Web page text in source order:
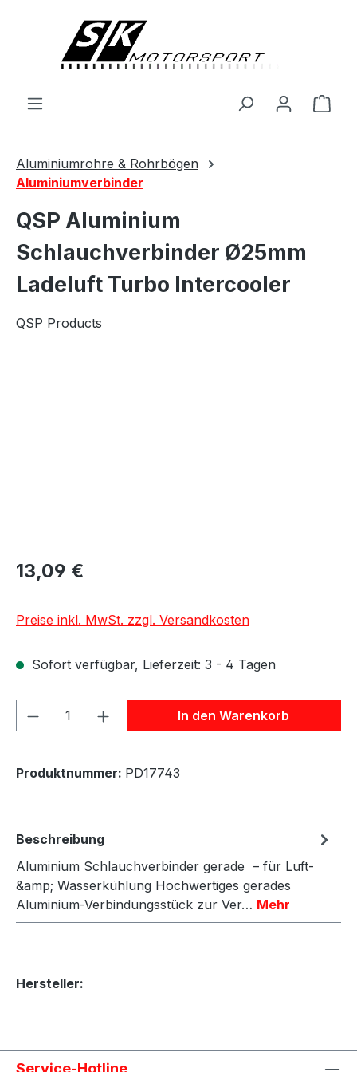
Aluminiumrohre & Rohrbögen
Aluminiumverbinder
QSP Aluminium
Schlauchverbinder Ø25mm
Ladeluft Turbo Intercooler
QSP Products
13,09 €
Preise inkl. MwSt. zzgl. Versandkosten
Sofort verfügbar, Lieferzeit: 3 - 4 Tagen
Produkt Anzahl: Gib denIn den Warenkorb
Produktnummer: PD17743
Beschreibung
Aluminium Schlauchverbinder gerade – für Luft-
&amp; Wasserkühlung Hochwertiges gerades
Aluminium-Verbindungsstück zur Ver… Mehr
Hersteller:
Service-Hotline